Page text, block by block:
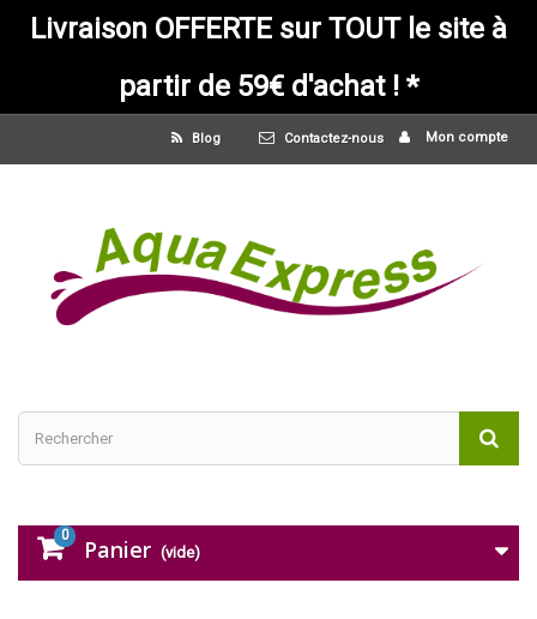
Livraison OFFERTE sur TOUT le site à
partir de 59€ d'achat ! *
Mon compte
Contactez-nous
Blog
Panier
0
(vide)